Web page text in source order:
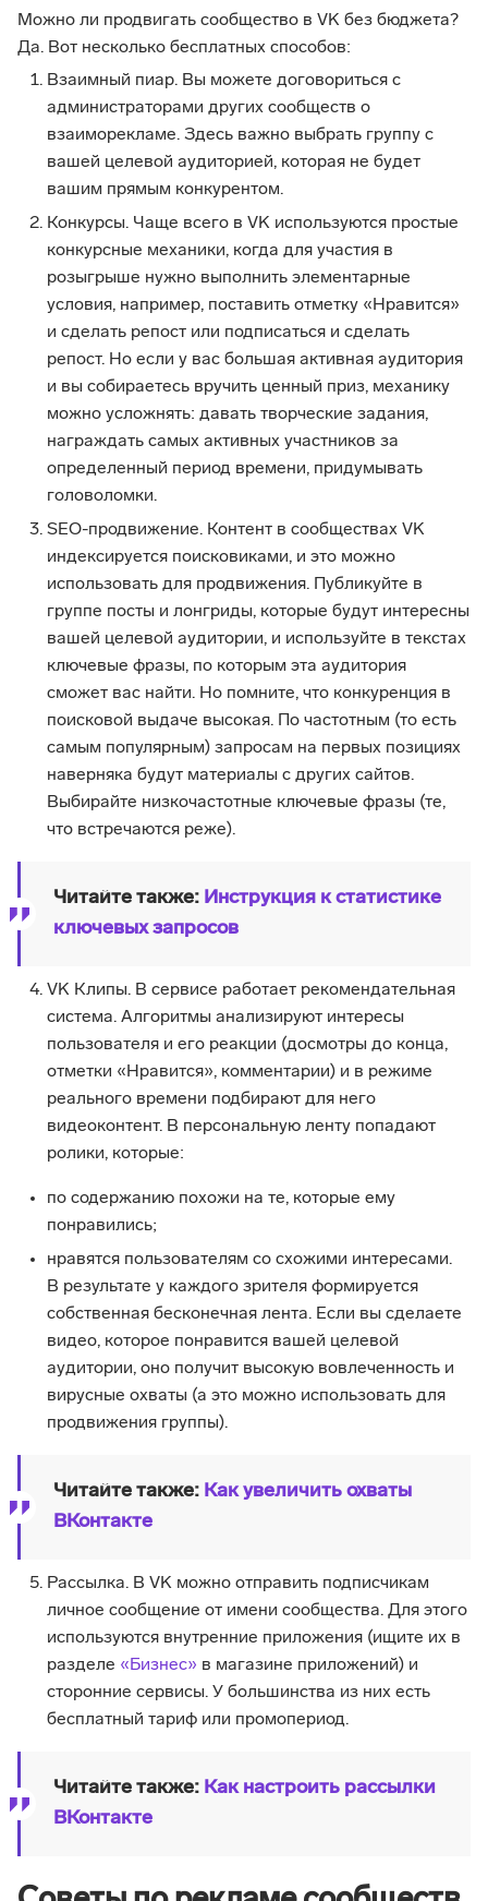
Можно ли продвигать сообщество в VK без бюджета?
Да. Вот несколько бесплатных способов:
Взаимный пиар. Вы можете договориться с
администраторами других сообществ о
взаиморекламе. Здесь важно выбрать группу с
вашей целевой аудиторией, которая не будет
вашим прямым конкурентом.
Конкурсы. Чаще всего в VK используются простые
конкурсные механики, когда для участия в
розыгрыше нужно выполнить элементарные
условия, например, поставить отметку «Нравится»
и сделать репост или подписаться и сделать
репост. Но если у вас большая активная аудитория
и вы собираетесь вручить ценный приз, механику
можно усложнять: давать творческие задания,
награждать самых активных участников за
определенный период времени, придумывать
головоломки.
SEO-продвижение. Контент в сообществах VK
индексируется поисковиками, и это можно
использовать для продвижения. Публикуйте в
группе посты и лонгриды, которые будут интересны
вашей целевой аудитории, и используйте в текстах
ключевые фразы, по которым эта аудитория
сможет вас найти. Но помните, что конкуренция в
поисковой выдаче высокая. По частотным (то есть
самым популярным) запросам на первых позициях
наверняка будут материалы с других сайтов.
Выбирайте низкочастотные ключевые фразы (те,
что встречаются реже).
Читайте также: Инструкция к статистике
ключевых запросов
VK Клипы. В сервисе работает рекомендательная
система. Алгоритмы анализируют интересы
пользователя и его реакции (досмотры до конца,
отметки «Нравится», комментарии) и в режиме
реального времени подбирают для него
видеоконтент. В персональную ленту попадают
ролики, которые:
по содержанию похожи на те, которые ему
понравились;
нравятся пользователям со схожими интересами.
В результате у каждого зрителя формируется
собственная бесконечная лента. Если вы сделаете
видео, которое понравится вашей целевой
аудитории, оно получит высокую вовлеченность и
вирусные охваты (а это можно использовать для
продвижения группы).
Читайте также: Как увеличить охваты
ВКонтакте
Рассылка. В VK можно отправить подписчикам
личное сообщение от имени сообщества. Для этого
используются внутренние приложения (ищите их в
разделе «Бизнес» в магазине приложений) и
сторонние сервисы. У большинства из них есть
бесплатный тариф или промопериод.
Читайте также: Как настроить рассылки
ВКонтакте